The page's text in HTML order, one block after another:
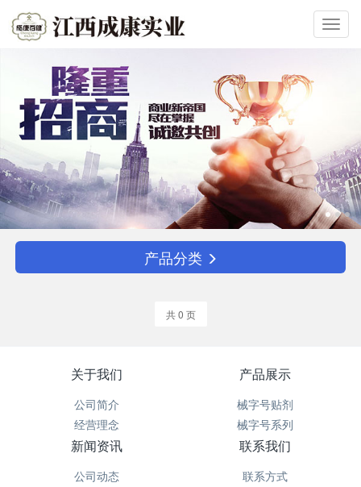
产品分类
共 0 页
关于我们
公司简介
经营理念
产品展示
械字号贴剂
械字号系列
新闻资讯
公司动态
联系我们
联系方式